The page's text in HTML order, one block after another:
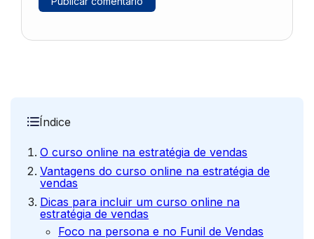
Índice
O curso online na estratégia de vendas
Vantagens do curso online na estratégia de
vendas
Dicas para incluir um curso online na
estratégia de vendas
Foco na persona e no Funil de Vendas